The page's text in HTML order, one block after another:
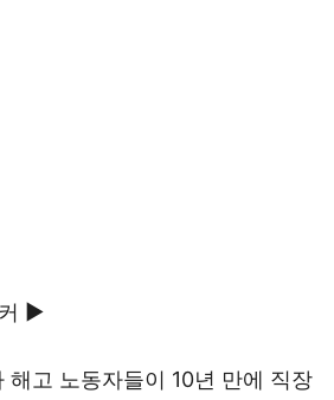
▶
해고 노동자들이 10년 만에 직장